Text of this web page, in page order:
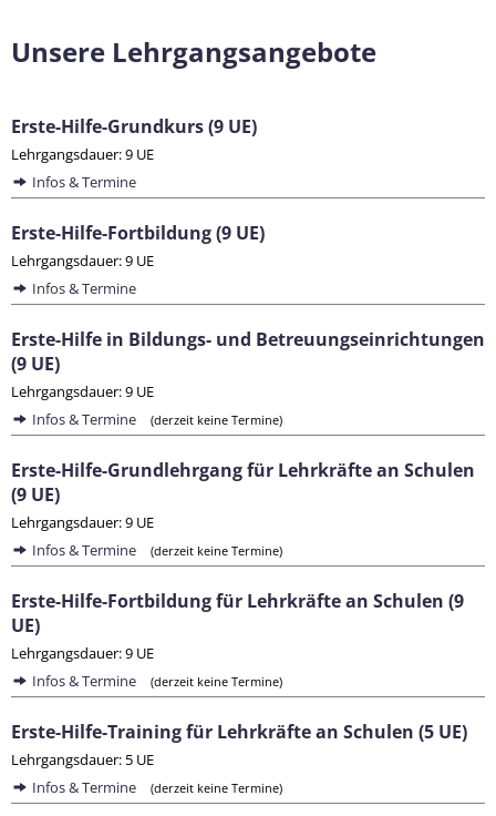
Unsere Lehrgangsangebote
Erste-Hilfe-Grundkurs (9 UE)
Lehrgangsdauer: 9 UE
Infos & Termine
Erste-Hilfe-Fortbildung (9 UE)
Lehrgangsdauer: 9 UE
Infos & Termine
Erste-Hilfe in Bildungs- und Betreuungseinrichtungen
(9 UE)
Lehrgangsdauer: 9 UE
Infos & Termine
(derzeit keine Termine)
Erste-Hilfe-Grundlehrgang für Lehrkräfte an Schulen
(9 UE)
Lehrgangsdauer: 9 UE
Infos & Termine
(derzeit keine Termine)
Erste-Hilfe-Fortbildung für Lehrkräfte an Schulen (9
UE)
Lehrgangsdauer: 9 UE
Infos & Termine
(derzeit keine Termine)
Erste-Hilfe-Training für Lehrkräfte an Schulen (5 UE)
Lehrgangsdauer: 5 UE
Infos & Termine
(derzeit keine Termine)